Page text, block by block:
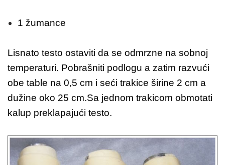
1 žumance
Lisnato testo ostaviti da se odmrzne na sobnoj
temperaturi. Pobrašniti podlogu a zatim razvući
obe table na 0,5 cm i seći trakice širine 2 cm a
dužine oko 25 cm.Sa jednom trakicom obmotati
kalup preklapajući testo.